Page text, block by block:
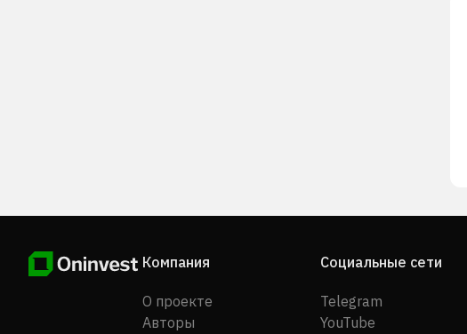
Компания
О проекте
Авторы
Социальные сети
Telegram
YouTube